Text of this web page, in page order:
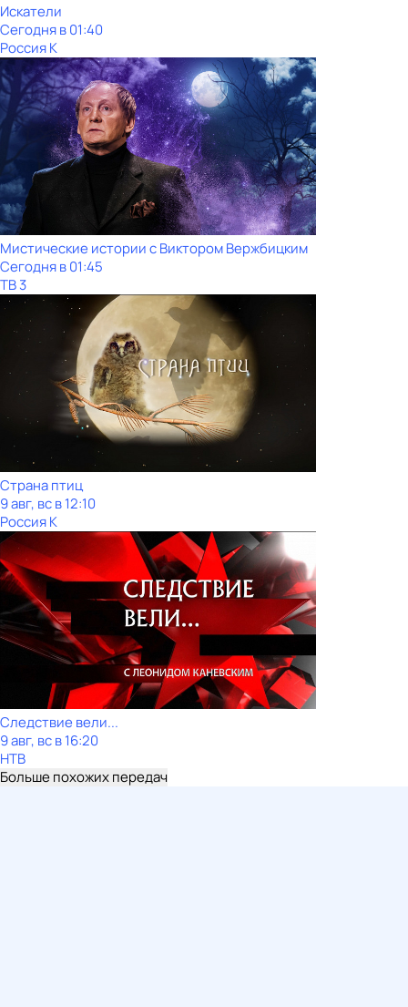
Искатели
Сегодня в 01:40
Россия К
Мистические истории с Виктoром Bержбицким
Сегодня в 01:45
ТВ 3
Страна птиц
9 авг, вс в 12:10
Россия К
Следствие вели...
9 авг, вс в 16:20
НТВ
Больше похожих передач